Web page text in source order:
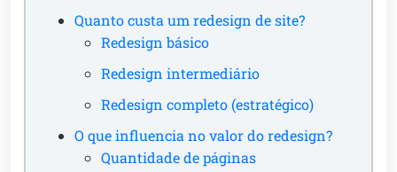
Quanto custa um redesign de site?
Redesign básico
Redesign intermediário
Redesign completo (estratégico)
O que influencia no valor do redesign?
Quantidade de páginas